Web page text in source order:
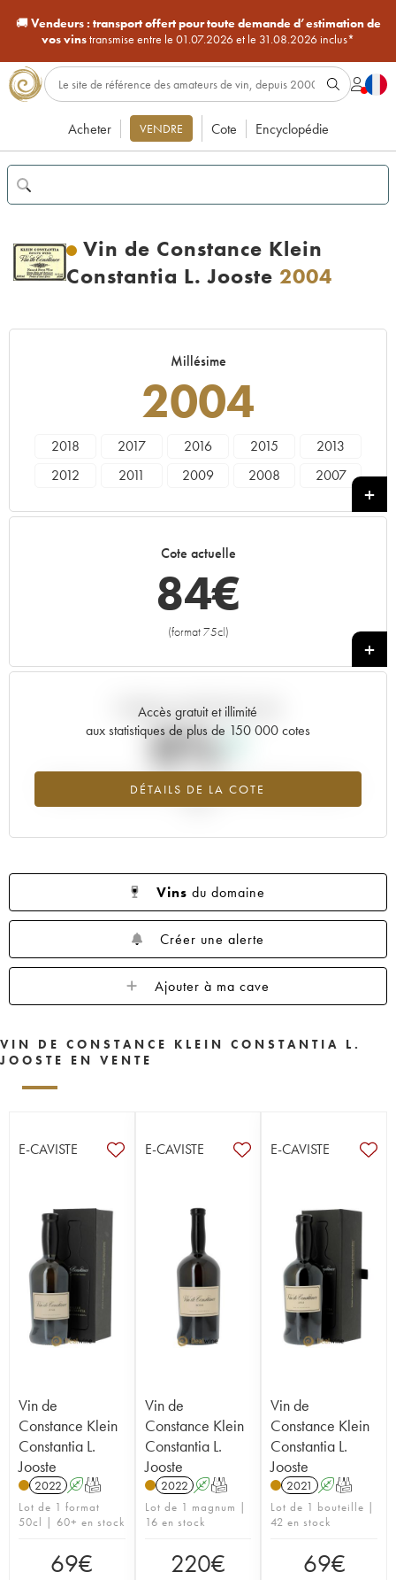
🚚Vendeurs : transport offert pour toute demande d’estimation de
vos vinstransmise entre le 01.07.2026 et le 31.08.2026 inclus*
Acheter VENDRE Cote Encyclopédie
Vin de Constance Klein
Constantia L. Jooste 2004
Millésime
2004
2018 2017 2016 2015
2013
2012
2011 2009 2008
2007
1993
1988
Cote actuelle
84€
(format 75cl)
+
Accès gratuit et illimité
aux statistiques de plus de 150 000 cotes
DÉTAILS DE LA COTE
Tendance actuelle de la cote
0%
Tendance à la hausse du millésime 2004 en 2026 par rapport à
Vins du domaine
Créer une alerte
Ajouter à ma cave
VIN DE CONSTANCE KLEIN CONSTANTIA L.
JOOSTE EN VENTE
E-CAVISTE
Vin de
Constance Klein
Constantia L.
Jooste
2022 AT
Lot de 1 format
50cl | 60+ en stock
69€
E-CAVISTE
Vin de
Constance Klein
Constantia L.
Jooste
2022 AT
Lot de 1 magnum |
16 en stock
220€
E-CAVISTE
Vin de
Constance Klein
Constantia L.
Jooste
2021 AT
Lot de 1 bouteille |
42 en stock
69€